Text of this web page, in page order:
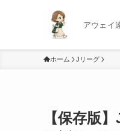
アウェイ
ホーム Jリーグ
【保存版